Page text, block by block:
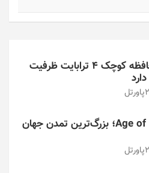
این کارت حافظه کوچک ۴ ترابایت ظرفیت
پاورتل
بازی/ Age of 2048؛ بزرگ‌ترین تمدن جهان
پاورتل